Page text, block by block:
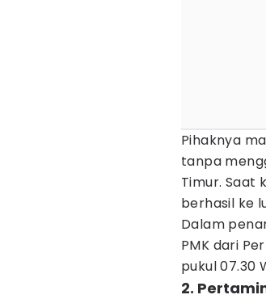
Pihaknya
tanpa
Timur. Saat
berhasil ke
Dalam
PMK dari
pukul 07.30
2.